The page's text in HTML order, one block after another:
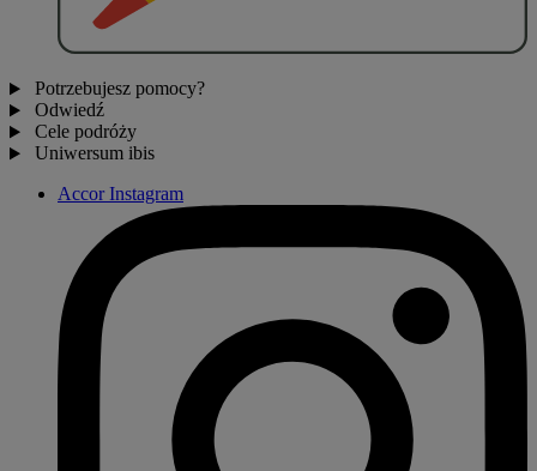
Potrzebujesz pomocy?
Odwiedź
Cele podróży
Uniwersum ibis
Accor Instagram